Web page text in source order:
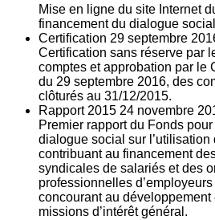
Mise en ligne du site Internet
financement du dialogue
Certification 29 septembre
Certification sans réserve par
comptes et approbation par le
du 29 septembre 2016, des
clôturés au 31/12/2015.
Rapport 2015 24 novembre
Premier rapport du Fonds
dialogue social sur l’utilisation
contribuant au financement
syndicales de salariés et des
professionnelles
concourant au développement
missions d’intérêt général.